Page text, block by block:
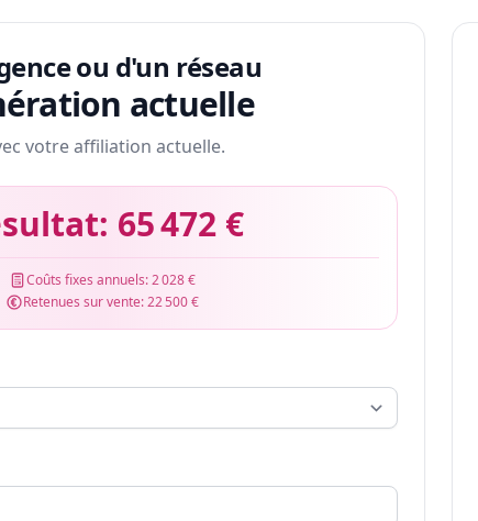
ou d'un réseau
actuelle
votre affiliation actuelle.
65 472 €
Coûts fixes annuels:2 028 €
Retenues sur vente:22 500 €